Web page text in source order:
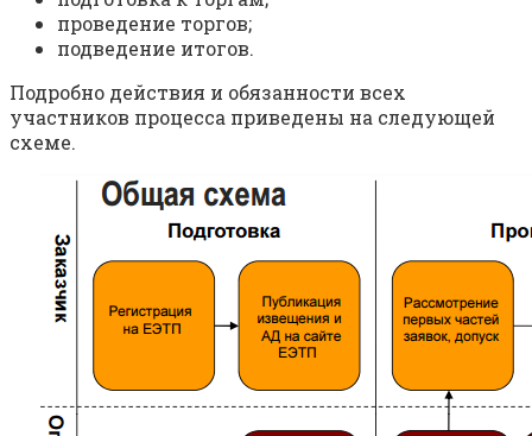
проведение торгов;
подведение итогов.
Подробно действия и обязанности всех
участников процесса приведены на следующей
схеме.